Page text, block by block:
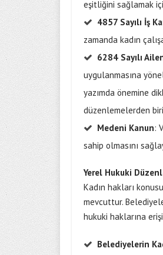
eşitliğini sağlamak
4857 Sayılı İş
zamanda kadın
6284 Sayılı
uygulanmasına
yazımda önemine
düzenlemelerden
Medeni Kanun:
sahip olmasını
Yerel Hukuki
Kadın hakları
mevcuttur.
hukuki haklarına
Belediyelerin